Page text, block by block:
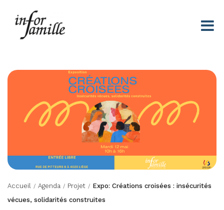
Accueil / Agenda / Projet / Expo: Créations croisées : insécurités
vécues, solidarités construites